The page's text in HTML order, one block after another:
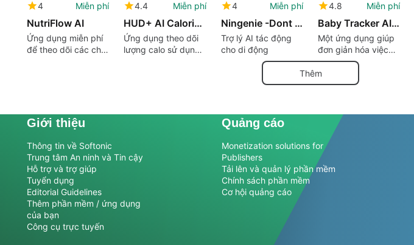
4 Miễn phí
NutriFlow AI
Ứng dụng miễn phí
để theo dõi các chất
4.4 Miễn phí
HUD+ AI Calorie Counter
Ứng dụng theo dõi
lượng calo sử dụng
4 Miễn phí
Ningenie -Dont Ask Just Task
Trợ lý AI tác động
cho di động
4.8 Miễn phí
Baby Tracker AI - MyBaby
Một ứng dụng giúp
đơn giản hóa việc
chăm sóc trẻ em
hàng ngày
Thêm
Giới thiệu
Thông tin về Softonic
Trung tâm An ninh và Tin cậy
Hỗ trợ và trợ giúp
Tuyển dụng
Editorial Guidelines
Thêm phần mềm / ứng dụng
của bạn
Công cụ trực tuyến
Quảng cáo
Monetization solutions for
Publishers
Tải lên và quản lý phần mềm
Chính sách phần mềm
Cơ hội quảng cáo